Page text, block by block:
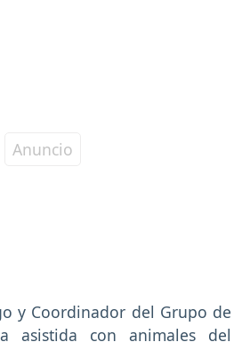
y Coordinador del Grupo de
asistida con animales del